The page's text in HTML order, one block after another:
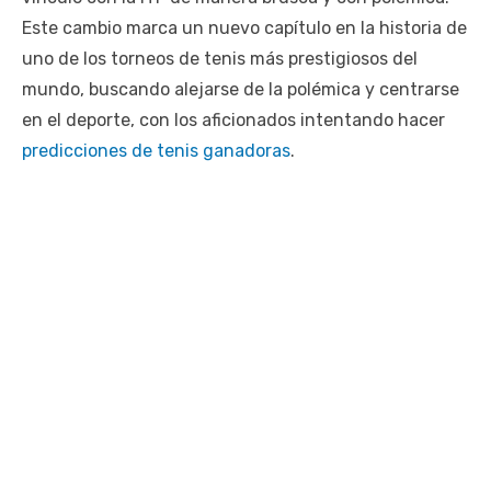
Este cambio marca un nuevo capítulo en la historia de
uno de los torneos de tenis más prestigiosos del
mundo, buscando alejarse de la polémica y centrarse
en el deporte, con los aficionados intentando hacer
predicciones de tenis ganadoras.